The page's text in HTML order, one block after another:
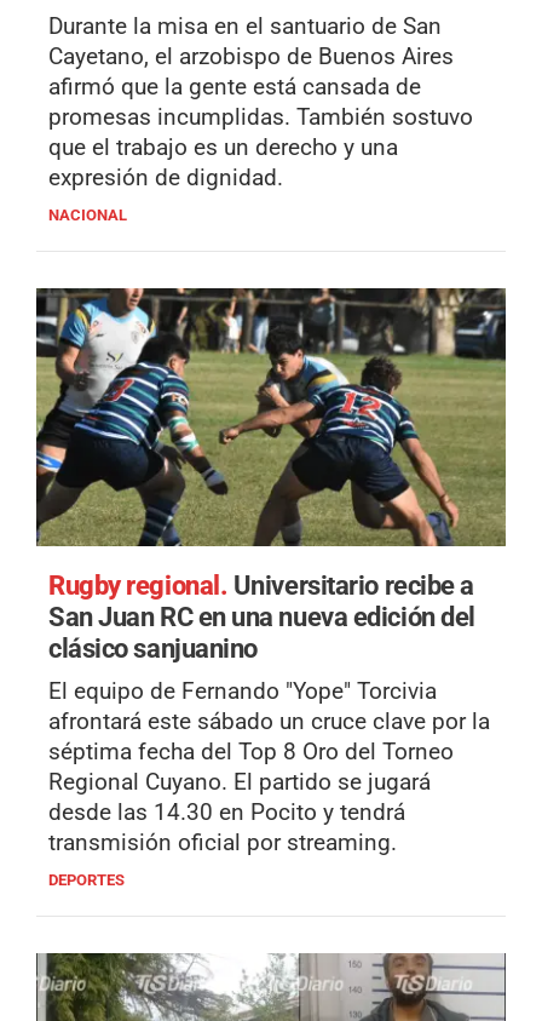
Durante la misa en el santuario de San
Cayetano, el arzobispo de Buenos Aires
afirmó que la gente está cansada de
promesas incumplidas. También sostuvo
que el trabajo es un derecho y una
expresión de dignidad.
NACIONAL
Rugby regional. Universitario recibe a
San Juan RC en una nueva edición del
clásico sanjuanino
El equipo de Fernando "Yope" Torcivia
afrontará este sábado un cruce clave por la
séptima fecha del Top 8 Oro del Torneo
Regional Cuyano. El partido se jugará
desde las 14.30 en Pocito y tendrá
transmisión oficial por streaming.
DEPORTES